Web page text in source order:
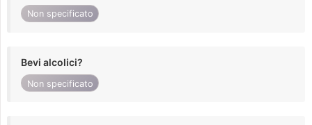
Non specificato
Bevi alcolici?
Non specificato